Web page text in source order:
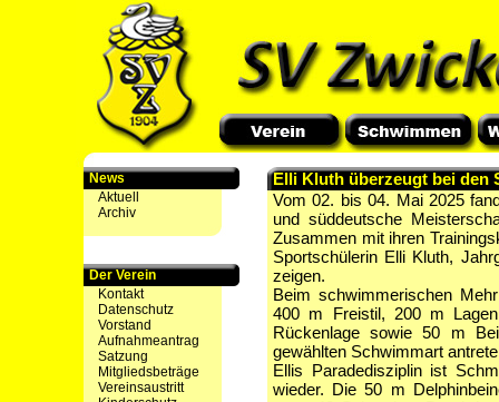
News
Aktuell
Archiv
Der Verein
Kontakt
Datenschutz
Vorstand
Aufnahmeantrag
Satzung
Mitgliedsbeträge
Vereinsaustritt
Elli Kluth überzeugt bei den
Vom 02. bis 04. Mai 2025
und süddeutsche
Zusammen mit ihren
Sportschülerin Elli Kluth,
zeigen.
Beim schwimmerischen
400 m Freistil, 200 m
Rückenlage sowie 50 m
gewählten Schwimmart
Ellis Paradedisziplin ist
wieder. Die 50 m